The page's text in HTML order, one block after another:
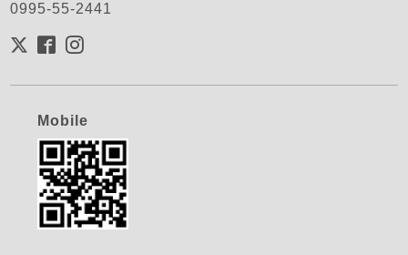
0995-55-2441
Mobile